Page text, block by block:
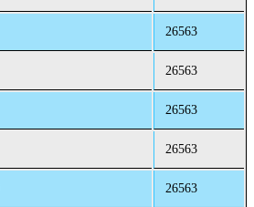
26563
26563
26563
26563
26563